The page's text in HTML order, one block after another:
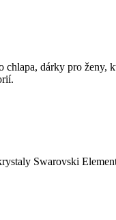
dárky pro ženy,
Swarovski